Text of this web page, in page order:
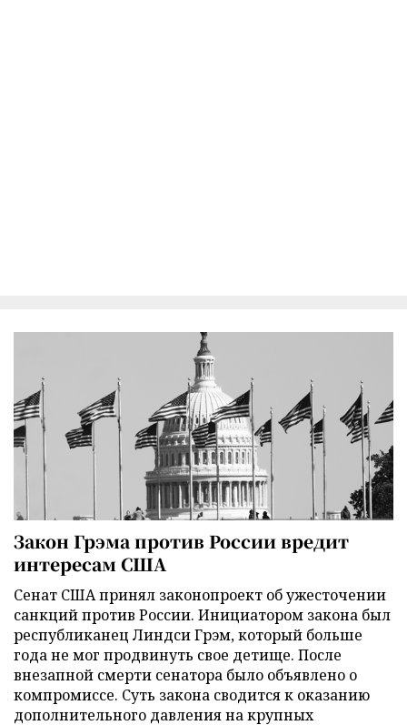
Закон Грэма против России вредит
интересам США
Сенат США принял законопроект об ужесточении
санкций против России. Инициатором закона был
республиканец Линдси Грэм, который больше
года не мог продвинуть свое детище. После
внезапной смерти сенатора было объявлено о
компромиссе. Суть закона сводится к оказанию
дополнительного давления на крупных